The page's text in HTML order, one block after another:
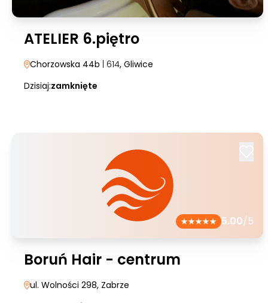
ATELIER 6.piętro
Chorzowska 44b | 614, Gliwice
Dzisiaj:zamknięte
5.00/5
Boruń Hair - centrum
ul. Wolności 298, Zabrze